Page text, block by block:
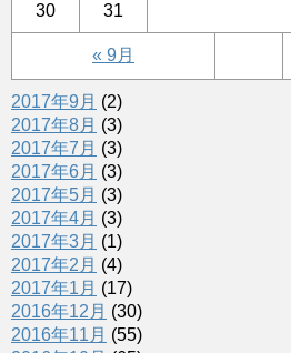
« 9月
30 31
2017年9月 (2)
2017年8月 (3)
2017年7月 (3)
2017年6月 (3)
2017年5月 (3)
2017年4月 (3)
2017年3月 (1)
2017年2月 (4)
2017年1月 (17)
2016年12月 (30)
2016年11月 (55)